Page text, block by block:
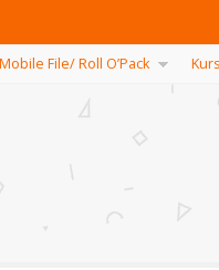
Mobile File/ Roll O’Pack